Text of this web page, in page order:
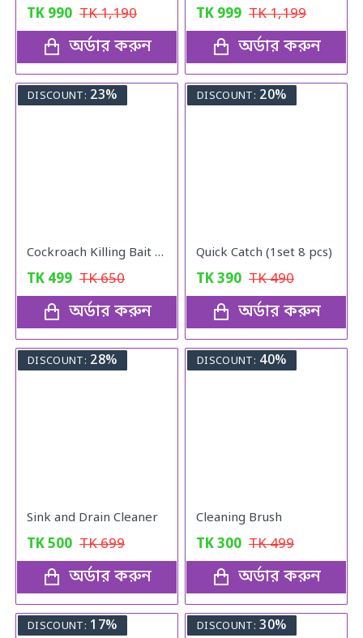
TK 990 TK1,190
অর্ডার করুন
TK 999 TK1,199
অর্ডার করুন
DISCOUNT: 23%
Cockroach Killing Bait Powder (5 pcs)
TK 499 TK650
অর্ডার করুন
DISCOUNT: 20%
Quick Catch (1set 8 pcs)
TK390 TK490
অর্ডার করুন
DISCOUNT: 28%
Sink and Drain Cleaner
TK500 TK699
অর্ডার করুন
DISCOUNT: 40%
Cleaning Brush
TK300 TK499
অর্ডার করুন
DISCOUNT: 17% DISCOUNT: 30%